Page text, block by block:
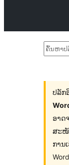
ຄົ້ນ
ລັກ
ອິນ
ປລັກ
ອາດ
ສະໜັ
ການ